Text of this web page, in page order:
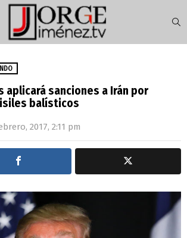
aplicará sanciones a Irán por
balísticos
2017, 2:11 pm